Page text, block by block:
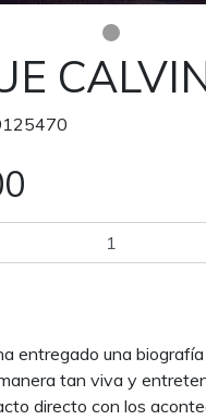
entregado una
tan viva y
directo con los